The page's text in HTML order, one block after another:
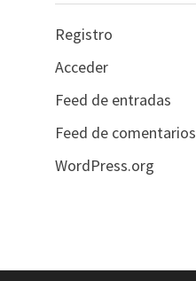
Registro
Acceder
Feed de entradas
Feed de comentarios
WordPress.org